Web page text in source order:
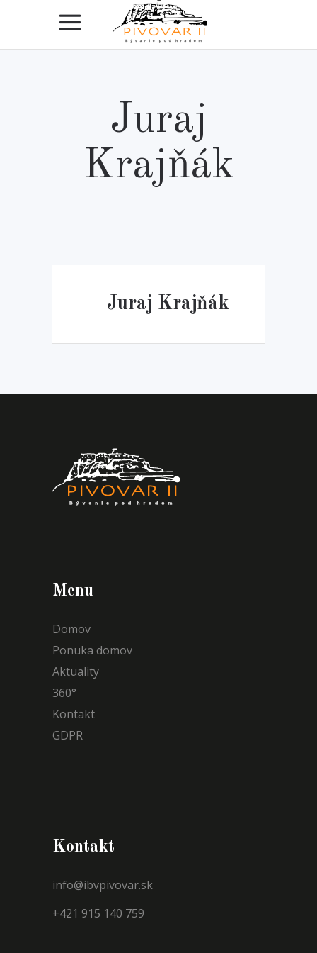
Juraj
Krajňák
Juraj Krajňák
Menu
Domov
Ponuka domov
Aktuality
360°
Kontakt
GDPR
Kontakt
info@ibvpivovar.sk
+421 915 140 759